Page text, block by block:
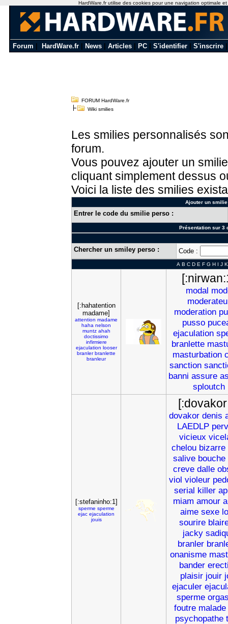
Forum HardWare.fr News Articles PC S'identifier S'inscrire
FORUM HardWare.fr
Wiki smilies
Les smilies personnalisés
forum.
Vous pouvez ajouter un
cliquant simplement dessus
Voici la liste des smilies
Ajouter un
Entrer le code du smilie perso :
Présentation sur 3
Chercher un smiley perso : Code :
A B C D E F G H I J K
[:hahatention
madame]
attention madame
haha nelson
muntz ahah
doctissimo
infirmiere
ejaculation looser
branler branlette
branleur
modal
moderation
pusso
ejaculation
branlette
masturbation
sanction
banni assure
sploutch
[:stefaninho:1]
sperme sperme
ejac ejaculation
jouis
dovakor denis
LAEDLP
vicieux
chelou bizarre
salive bouche
creve dalle
viol violeur
serial killer
miam amour
aime sexe
sourire
jacky
branler
onanisme
bander
plaisir jouir
ejaculer
sperme
foutre malade
psychopathe
HardWare.fr utilise des cookies pour une navigation optimale